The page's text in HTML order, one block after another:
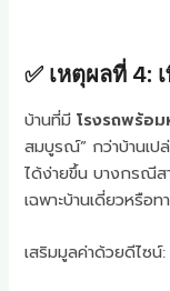
✅ เหตุผลที่ 4:
บ้านที่มีโรงรถพร้อ
สมบูรณ์” กว่าบ้านเป
ได้ง่ายขึ้น บางกรณีส
เฉพาะบ้านเดี่ยวหรือท
เสริมมูลค่าด้วยดีไซน์: